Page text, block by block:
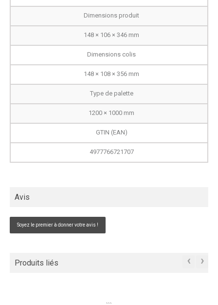
Dimensions produit
148 × 106 × 346 mm
Dimensions colis
148 × 108 × 356 mm
Type de palette
1200 × 1000 mm
GTIN (EAN)
4977766721707
Avis
Soyez le premier à donner votre avis !
Produits liés ‹ ›